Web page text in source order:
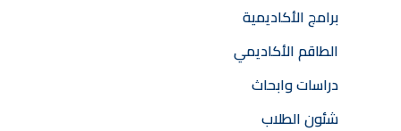
برامج الأكاديمية
الطاقم الأكاديمي
دراسات وابحاث
شئون الطلاب